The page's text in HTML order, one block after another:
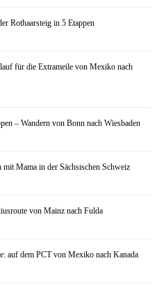
Rothaarsteig in 5 Etappen
für die Extrameile von Mexiko nach
– Wandern von Bonn nach Wiesbaden
Mama in der Sächsischen Schweiz
von Mainz nach Fulda
auf dem PCT von Mexiko nach Kanada